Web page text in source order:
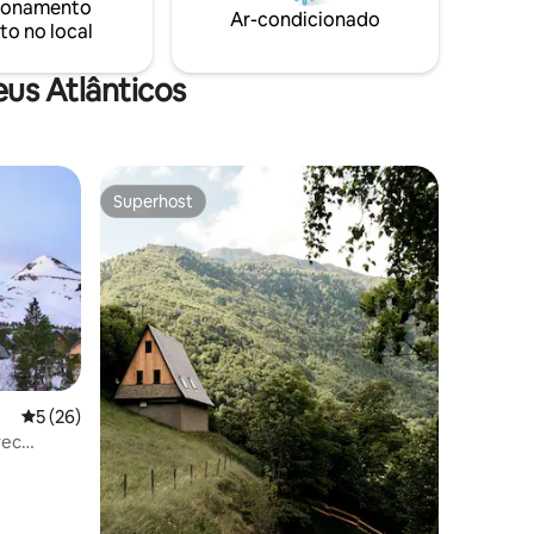
no local
Ar-condicionado
Atlânticos
5 de uma avaliação média de 5, 26 avaliações
5 (26)
Superhost
Superhost